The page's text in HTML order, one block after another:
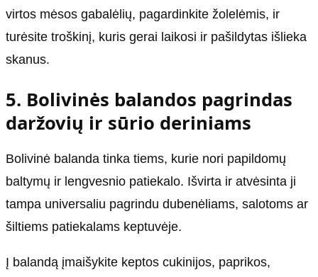
virtos mėsos gabalėlių, pagardinkite žolelėmis, ir
turėsite troškinį, kuris gerai laikosi ir pašildytas išlieka
skanus.
5. Bolivinės balandos pagrindas
daržovių ir sūrio deriniams
Bolivinė balanda tinka tiems, kurie nori papildomų
baltymų ir lengvesnio patiekalo. Išvirta ir atvėsinta ji
tampa universaliu pagrindu dubenėliams, salotoms ar
šiltiems patiekalams keptuvėje.
Į balandą įmaišykite keptos cukinijos, paprikos,